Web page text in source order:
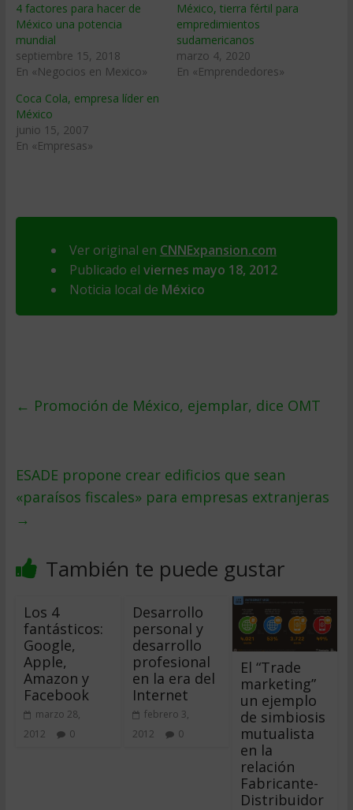
4 factores para hacer de
México una potencia
mundial
septiembre 15, 2018
En «Negocios en Mexico»
México, tierra fértil para
empredimientos
sudamericanos
marzo 4, 2020
En «Emprendedores»
Coca Cola, empresa lí­der en
México
junio 15, 2007
En «Empresas»
Ver original en CNNExpansion.com
Publicado el viernes mayo 18, 2012
Noticia local de México
← Promoción de México, ejemplar, dice OMT
ESADE propone crear edificios que sean
«paraísos fiscales» para empresas extranjeras
→
También te puede gustar
Los 4
fantásticos:
Google,
Apple,
Amazon y
Facebook
marzo 28,
2012
0
Desarrollo
personal y
desarrollo
profesional
en la era del
Internet
febrero 3,
2012
0
El “Trade
marketing”
un ejemplo
de simbiosis
mutualista
en la
relación
Fabricante-
Distribuidor